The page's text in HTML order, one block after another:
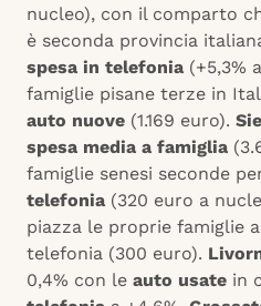
nucleo), con il comparto
è seconda provincia
spesa in telefonia (+5,3%
famiglie pisane terze in
auto nuove (1.169 euro).
spesa media a famiglia
famiglie senesi seconde
telefonia (320 euro a
piazza le proprie famiglie
telefonia (300 euro).
0,4% con le auto usate in